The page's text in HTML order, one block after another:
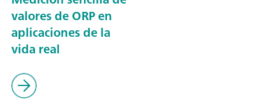
valores de ORP en
aplicaciones de la
vida real